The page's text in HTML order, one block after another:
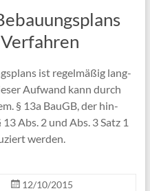
ist regel­mä­ßig lang­
Auf­wand kann durch
§ 13a BauGB, der hin­
Abs. 2 und Abs. 3 Satz 1
wer­den.
12/10/2015